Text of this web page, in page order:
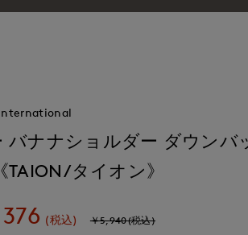
international
バナナショルダー ダウンバ
TAION/タイオン》
(税込) ￥5,940(税込)